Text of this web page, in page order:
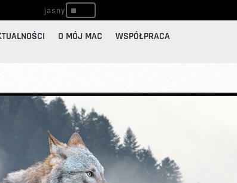
^
O MÓJ MAC WSPÓŁPRACA